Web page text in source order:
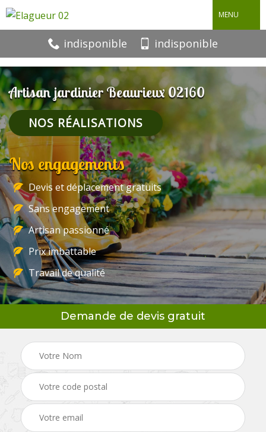
MENU
indisponible indisponible
Artisan jardinier Beaurieux 02160
NOS RÉALISATIONS
Nos engagements
Devis et déplacement gratuits
Sans engagement
Artisan passionné
Prix imbattable
Travail de qualité
Demande de devis gratuit